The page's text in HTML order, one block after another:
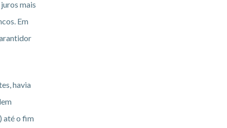
mais
Em
havia
até o fim